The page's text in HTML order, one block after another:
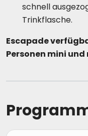
schnell
Trinkflasche.
Escapade
Personen mini und